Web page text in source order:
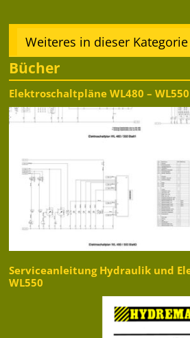
Weiteres in dieser Kategorie
Bücher
Elektroschaltpläne WL480 – WL550
Serviceanleitung Hydraulik und
WL550